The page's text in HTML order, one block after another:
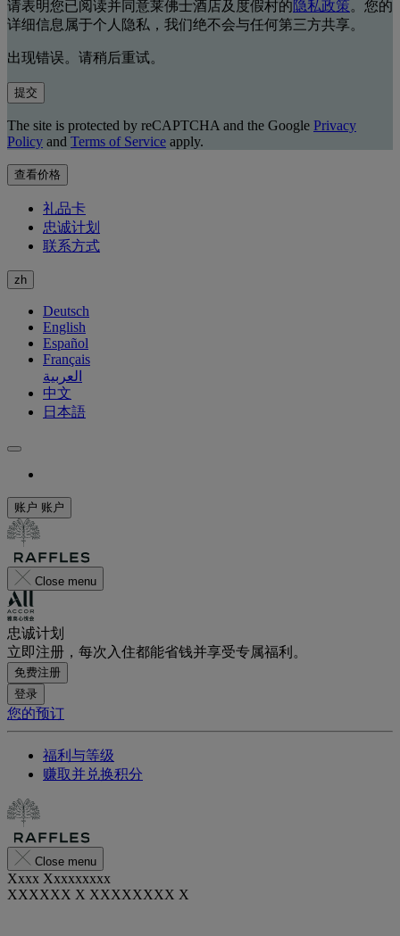
请表明您已阅读并同意莱佛士酒店及度假村的隐私政策。您的
详细信息属于个人隐私，我们绝不会与任何第三方共享。
出现错误。请稍后重试。
提交
The site is protected by reCAPTCHA and the Google Privacy
Policy and Terms of Service apply.
查看价格
礼品卡
忠诚计划
联系方式
zh
Deutsch
English
Español
Français
العربية
中文
日本語
账户 账户
Close menu
忠诚计划
立即注册，每次入住都能省钱并享受专属福利。
免费注册
登录
您的预订
福利与等级
赚取并兑换积分
Close menu
Xxxx Xxxxxxxxx
XXXXXX X XXXXXXXX X